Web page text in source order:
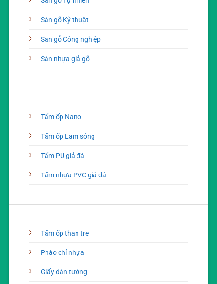
Sàn gỗ Kỹ thuật
Sàn gỗ Công nghiệp
Sàn nhựa giả gỗ
Tấm ốp Nano
Tấm ốp Lam sóng
Tấm PU giả đá
Tấm nhựa PVC giả đá
Tấm ốp than tre
Phào chỉ nhựa
Giấy dán tường